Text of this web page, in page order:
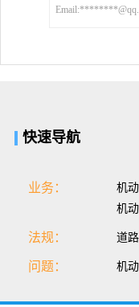
快速导航
业务： 机
机
法规： 道路
问题： 机